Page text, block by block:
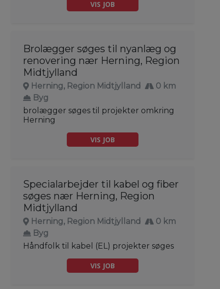
VIS JOB
Brolægger søges til nyanlæg og
renovering nær Herning, Region
Midtjylland
Herning, Region Midtjylland
0 km
Byg
brolægger søges til projekter omkring
Herning
VIS JOB
Specialarbejder til kabel og fiber
søges nær Herning, Region
Midtjylland
Herning, Region Midtjylland
0 km
Byg
Håndfolk til kabel (EL) projekter søges
VIS JOB